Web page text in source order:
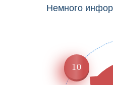
Немного
10